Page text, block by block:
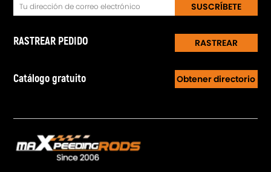
SUSCRÍBETE
RASTREAR PEDIDO RASTREAR
Catálogo gratuito Obtener directorio